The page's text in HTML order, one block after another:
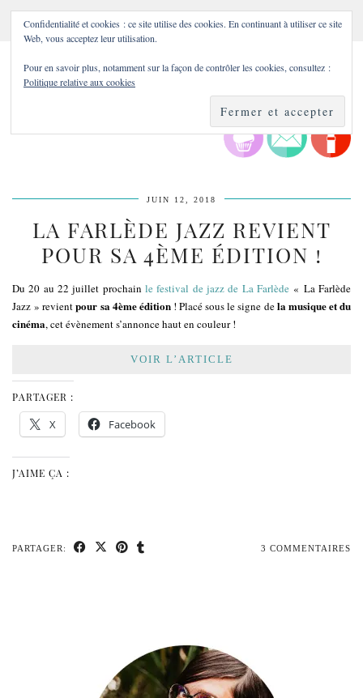
JUIN 12, 2018
LA FARLÈDE JAZZ REVIENT
POUR SA 4ÈME ÉDITION !
Du 20 au 22 juillet prochain le festival de jazz de La Farlède « La Farlède
Jazz » revientpour sa 4ème édition! Placé sous le signe dela musique et du
cinéma, cet évènement s’annonce haut en couleur !
VOIR L’ARTICLE
PARTAGER :
X Facebook
J’AIME ÇA :
PARTAGER: 3 COMMENTAIRES
Confidentialité et cookies : ce site utilise des cookies. En continuant à utiliser ce site
Web, vous acceptez leur utilisation.
Pour en savoir plus, notamment sur la façon de contrôler les cookies, consultez :
Politique relative aux cookies